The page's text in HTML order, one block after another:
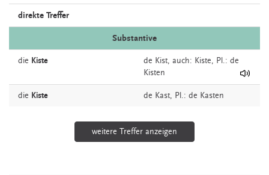
direkte Treffer
Substantive
die Kiste de Kist, auch: Kiste, Pl.: de
Kisten
die Kiste de Kast, Pl.: de Kasten
weitere Treffer anzeigen